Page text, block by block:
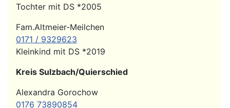
Tochter mit DS *2005
Fam.Altmeier-Meilchen
0171 / 9329623
Kleinkind mit DS *2019
Kreis Sulzbach/Quierschied
Alexandra Gorochow
0176 73890854